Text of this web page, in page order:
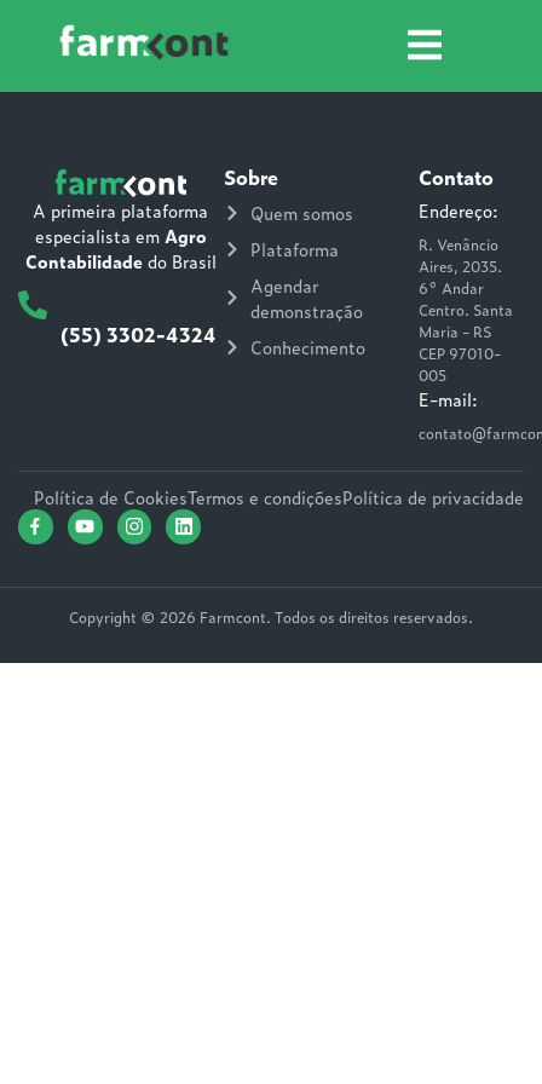
terceiros?
A primeira plataforma
especialista em Agro
Contabilidadedo Brasil
(55) 3302-4324
Sobre
Quem somos
Plataforma
Agendar
demonstração
Conhecimento
Contato
Endereço:
R. Venâncio
Aires, 2035.
6° Andar
Centro. Santa
Maria - RS
CEP 97010-
005
E-mail:
Política de CookiesTermos e condiçõesPolítica de privacidade
Copyright © 2026 Farmcont. Todos os direitos reservados.